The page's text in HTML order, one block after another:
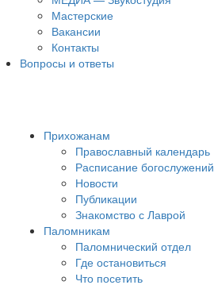
Мастерские
Вакансии
Контакты
Вопросы и ответы
Прихожанам
Православный календарь
Расписание богослужений
Новости
Публикации
Знакомство с Лаврой
Паломникам
Паломнический отдел
Где остановиться
Что посетить